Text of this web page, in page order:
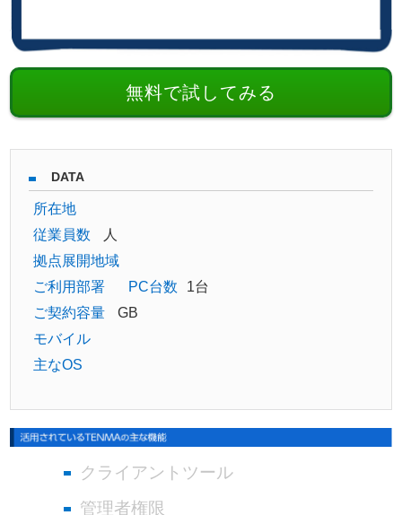
無料で試してみる
DATA
所在地
従業員数
人
拠点展開地域
ご利用部署
PC台数
1台
ご契約容量
GB
モバイル
主なOS
クライアントツール
管理者権限